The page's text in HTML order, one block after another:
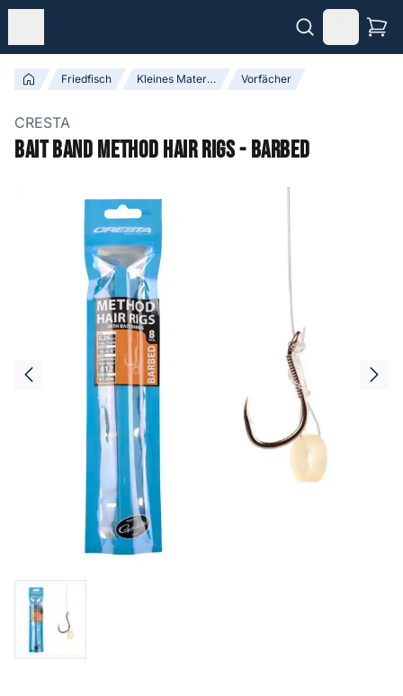
Friedfisch Kleines Material Vorfächer
CRESTA
Bait Band Method Hair Rigs - Barbed